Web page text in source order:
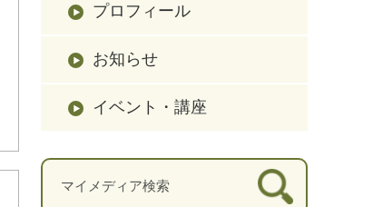
プロフィール
お知らせ
イベント・講座